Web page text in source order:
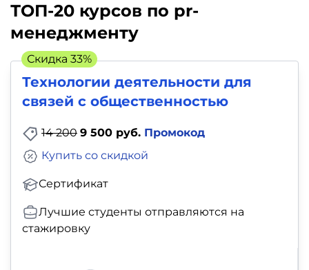
ТОП-20 курсов по pr-
менеджменту
Технологии деятельности для
связей с общественностью
14 200 9 500 руб. Промокод
Сертификат
Купить со скидкой
Лучшие студенты отправляются на
стажировку
Скидка 33%
Аналитика
Видео,
фото,
аудио
Маркетинг
Иностранный
язык
Для